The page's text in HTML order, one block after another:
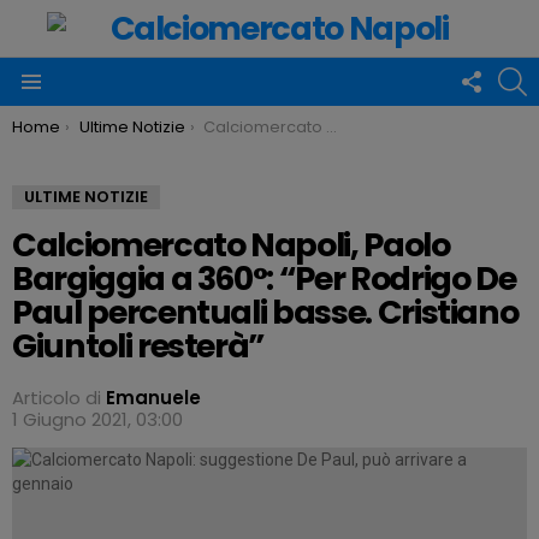
US
You are here:
Home Ultime Notizie Calciomercato Napoli, Paolo Bargiggia a 360°: “Per Rodrigo De Paul percentuali basse. Cristiano Giuntoli resterà”
ULTIME NOTIZIE
Calciomercato Napoli, Paolo
Bargiggia a 360°: “Per Rodrigo De
Paul percentuali basse. Cristiano
Giuntoli resterà”
Articolo di Emanuele
1 Giugno 2021, 03:00